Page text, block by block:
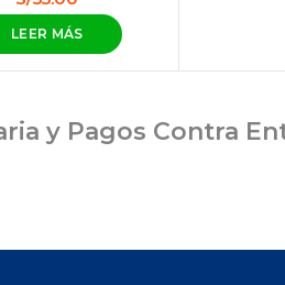
LEER MÁS
y Pagos Contra